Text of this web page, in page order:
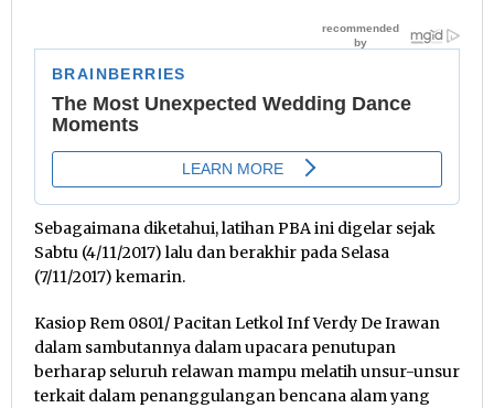
Sebagaimana diketahui, latihan PBA ini digelar sejak
Sabtu (4/11/2017) lalu dan berakhir pada Selasa
(7/11/2017) kemarin.
Kasiop Rem 0801/ Pacitan Letkol Inf Verdy De Irawan
dalam sambutannya dalam upacara penutupan
berharap seluruh relawan mampu melatih unsur-unsur
terkait dalam penanggulangan bencana alam yang